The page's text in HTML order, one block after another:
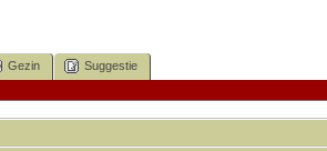
Gezin
Suggestie